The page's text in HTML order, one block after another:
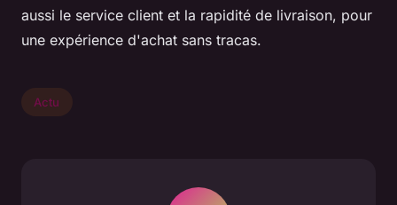
aussi le service client et la rapidité de livraison, pour
une expérience d'achat sans tracas.
Actu